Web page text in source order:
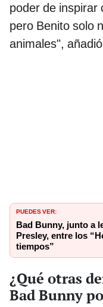
poder de inspirar
pero Benito solo
animales",
PUEDES VER:
Bad Bunny, junto a
Presley, entre los
tiempos”
¿Qué otras
Bad Bunny